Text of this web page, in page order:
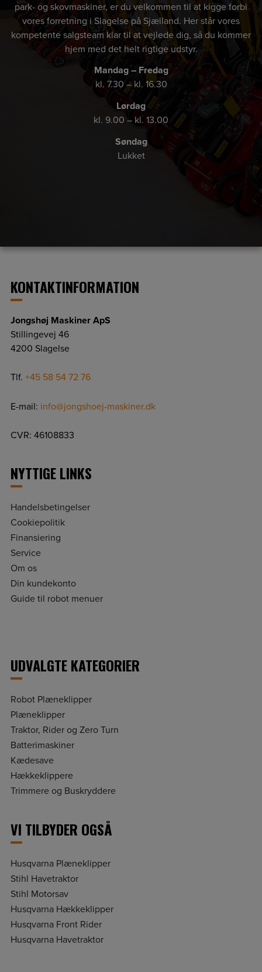
park- og skovmaskiner, er du velkommen til at kigge forbi
vores forretning i Slagelse på Sjælland. Her står vores
kompetente salgsteam klar til at vejlede dig, så du kommer
hjem med det helt rigtige udstyr.
Mandag – Fredag
kl. 7.30 – kl. 16.30
Lørdag
kl. 9.00 – kl. 13.00
Søndag
Lukket
KONTAKTINFORMATION
Jongshøj Maskiner ApS
Stillingevej 46
4200 Slagelse
Tlf. +45 58 54 72 76
E-mail: info@jongshoej-maskiner.dk
CVR: 46108833
NYTTIGE LINKS
Handelsbetingelser
Cookiepolitik
Finansiering
Service
Om os
Din kundekonto
Guide til robot menuer
UDVALGTE KATEGORIER
Robot Plæneklipper
Plæneklipper
Traktor, Rider og Zero Turn
Batterimaskiner
Kædesave
Hækkeklippere
Trimmere og Buskryddere
VI TILBYDER OGSÅ
Husqvarna Plæneklipper
Stihl Havetraktor
Stihl Motorsav
Husqvarna Hækkeklipper
Husqvarna Front Rider
Husqvarna Havetraktor